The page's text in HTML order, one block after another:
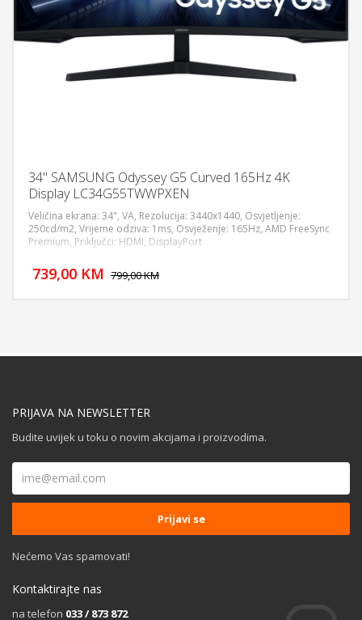
34" SAMSUNG Odyssey G5 Curved 165Hz 4K
Display LC34G55TWWPXEN
Veličina ekrana: 34", VA, Rezolucija: 3440x1440, Osvjetljenje:
250cd/m2, Vrijeme odziva: 1ms, Osvježenje: 165Hz, AMD FreeSync
Premium, Priključci: HDMI, DisplayPort
739,00 KM 799,00 KM
PRIJAVA NA NEWSLETTER
Budite uvijek u toku o novim akcijama i proizvodima.
Nećemo Vas spamovati!
Kontaktirajte nas
na telefon 033 / 873 872